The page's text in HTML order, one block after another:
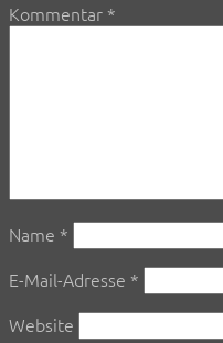
Kommentar*
Name *
E-Mail-Adresse *
Website